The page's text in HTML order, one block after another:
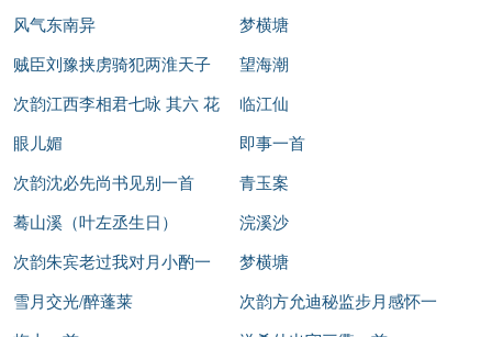
风气东南异
梦横塘
贼臣刘豫挟虏骑犯两淮天子
亲总六师出征贼骑摧衄宵遁
銮舆既还效杜拾遗作欢喜口
号十二首 其六
望海潮
次韵江西李相君七咏 其六 花
坞
临江仙
眼儿媚
即事一首
次韵沈必先尚书见别一首
青玉案
蓦山溪（叶左丞生日）
浣溪沙
次韵朱宾老过我对月小酌一
首
梦横塘
雪月交光/醉蓬莱
次韵方允迪秘监步月感怀一